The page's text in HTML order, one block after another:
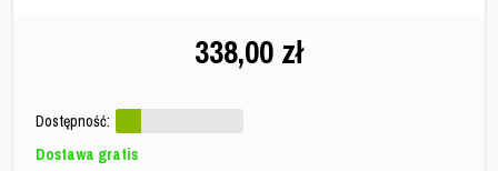
338,00 zł
Dostępność:
Dostawa gratis